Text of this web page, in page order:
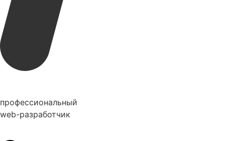
профессиональный
web-разработчик